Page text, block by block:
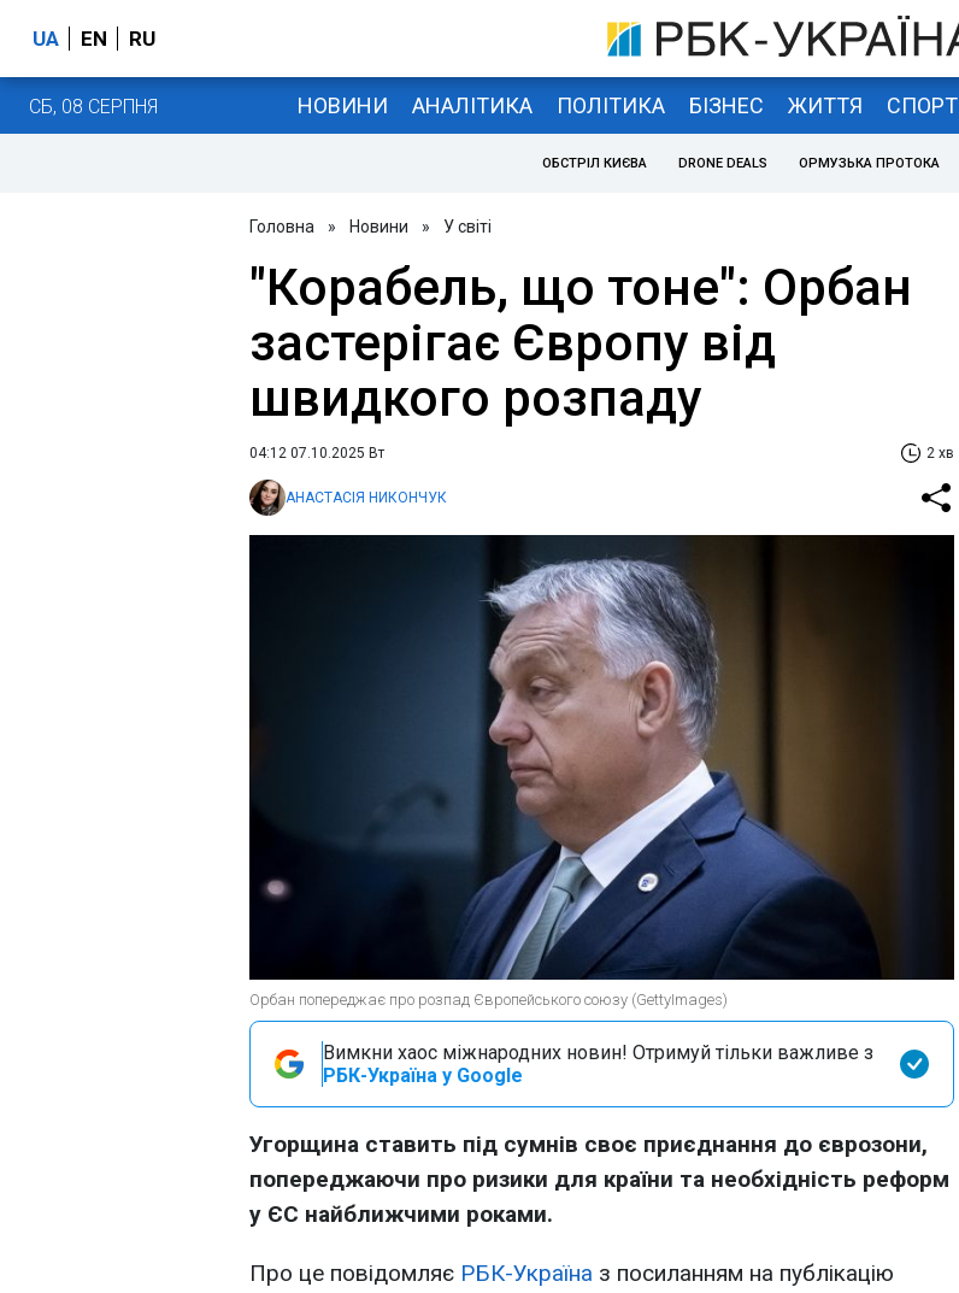
UA EN RU
СБ, 08 СЕРПНЯ НОВИНИ АНАЛІТИКА ПОЛІТИКА БІЗНЕС ЖИТТЯ СПОРТ
ОБСТРІЛ КИЄВА DRONE DEALS ОРМУЗЬКА ПРОТОКА
Головна » Новини » У світі
"Корабель, що тоне": Орбан
застерігає Європу від
швидкого розпаду
04:12 07.10.2025 Вт 2 хв
АНАСТАСІЯ НИКОНЧУК
Орбан попереджає про розпад Європейського союзу (GettyImages)
Вимкни хаос міжнародних новин! Отримуй тільки важливе з
РБК-Україна у Google
Угорщина ставить під сумнів своє приєднання до єврозони,
попереджаючи про ризики для країни та необхідність реформ
у ЄС найближчими роками.
Про це повідомляє РБК-Україна з посиланням на публікацію